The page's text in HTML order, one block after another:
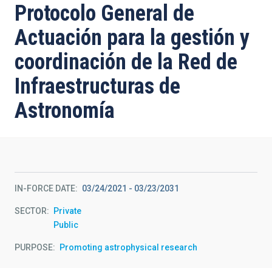
Protocolo General de
Actuación para la gestión y
coordinación de la Red de
Infraestructuras de
Astronomía
IN-FORCE DATE 03/24/2021 - 03/23/2031
SECTOR
Private
Public
PURPOSE Promoting astrophysical research